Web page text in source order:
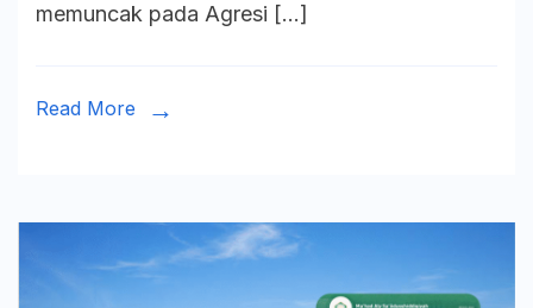
Belum
memuncak pada Agresi […]
Read More